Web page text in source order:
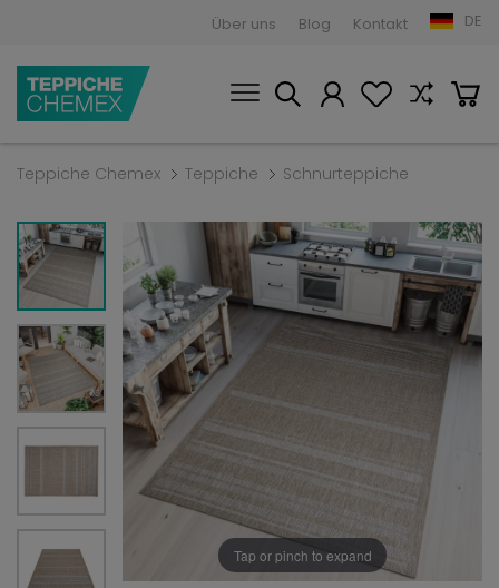
Über uns Blog Kontakt DE
Teppiche Chemex Teppiche Schnurteppiche
Tap or pinch to expand